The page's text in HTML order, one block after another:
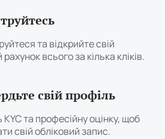
та відкрийте свій
всього за кілька кліків.
свій профіль
KYC та професійну оцінку, щоб
свій обліковий запис.